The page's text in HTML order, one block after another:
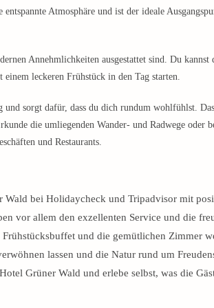
Atmosphäre und ist der ideale
Annehmlichkeiten ausgestattet sind. Du kannst
leckeren Frühstück in den Tag starten.
sorgt dafür, dass du dich rundum wohlfühlst.
die umliegenden Wander- und Radwege oder
und Restaurants.
Wald bei Holidaycheck und Tripadvisor mit
vor allem den exzellenten Service und die
und die gemütlichen Zimmer
lassen und die Natur rund um
Grüner Wald und erlebe selbst, was die